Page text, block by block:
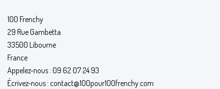
100 Frenchy
29 Rue Gambetta
33500 Libourne
France
Appelez-nous : 09 62 07 24 93
Écrivez-nous : contact@100pour100frenchy.com